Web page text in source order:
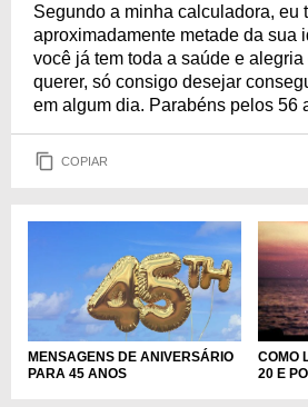
Segundo a minha calculadora, eu
aproximadamente metade da sua
você já tem toda a saúde e
querer, só consigo desejar
em algum dia. Parabéns pelos 56
COPIAR
MENSAGENS DE ANIVERSÁRIO
PARA 45 ANOS
COMO
20 E